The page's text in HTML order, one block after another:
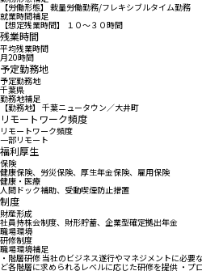
【労働形態】 裁量労働勤務/フレキシブルタイム勤務
就業時間補足
【想定残業時間】 １０～３０時間
残業時間
平均残業時間
月20時間
予定勤務地
予定勤務地
千葉県
勤務地補足
【勤務地】 千葉ニュータウン／大井町
リモートワーク頻度
リモートワーク頻度
一部リモート
福利厚生
保険
健康保険、労災保険、厚生年金保険、雇用保険
健康・医療
人間ドック補助、受動喫煙防止措置
制度
財産形成
社員持株会制度、財形貯蓄、企業型確定拠出年金
職場環境
研修制度
職場環境補足
・階層研修 当社のビジネス遂行やマネジメントに必
ど各階層に求められるレベルに応じた研修を提供 ・